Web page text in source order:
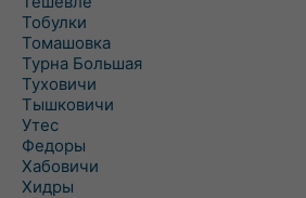
Тобулки
Томашовка
Турна Большая
Туховичи
Тышковичи
Утес
Федоры
Хабовичи
Хидры